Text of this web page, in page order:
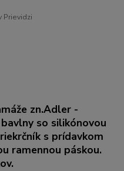
Prievidzi
zn.Adler -
so silikónovou
s prídavkom
ramennou páskou.